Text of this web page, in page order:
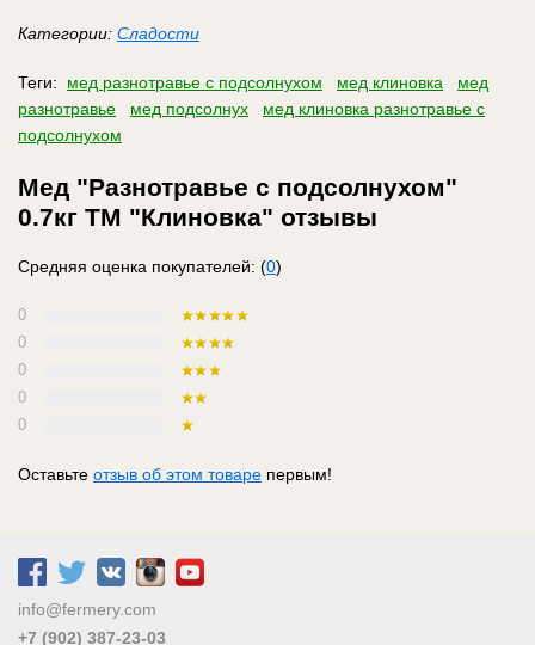
Категории: Сладости
Теги: мед разнотравье с подсолнухом мед клиновка
мед
разнотравье
мед подсолнух
мед клиновка разнотравье с
подсолнухом
Мед "Разнотравье с подсолнухом"
0.7кг ТМ "Клиновка" отзывы
Средняя оценка покупателей: (0)
0
0
0
0
0
Оставьте отзыв об этом товаре первым!
info@fermery.com
+7 (902) 387-23-03